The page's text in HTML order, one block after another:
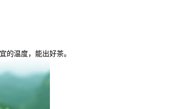
的温度，能出好茶。